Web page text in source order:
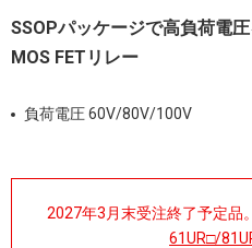
SSOPパッケージで高負荷電
MOS FETリレー
負荷電圧 60V/80V/100V
2027年3月末受注終了予定品
61UR□/